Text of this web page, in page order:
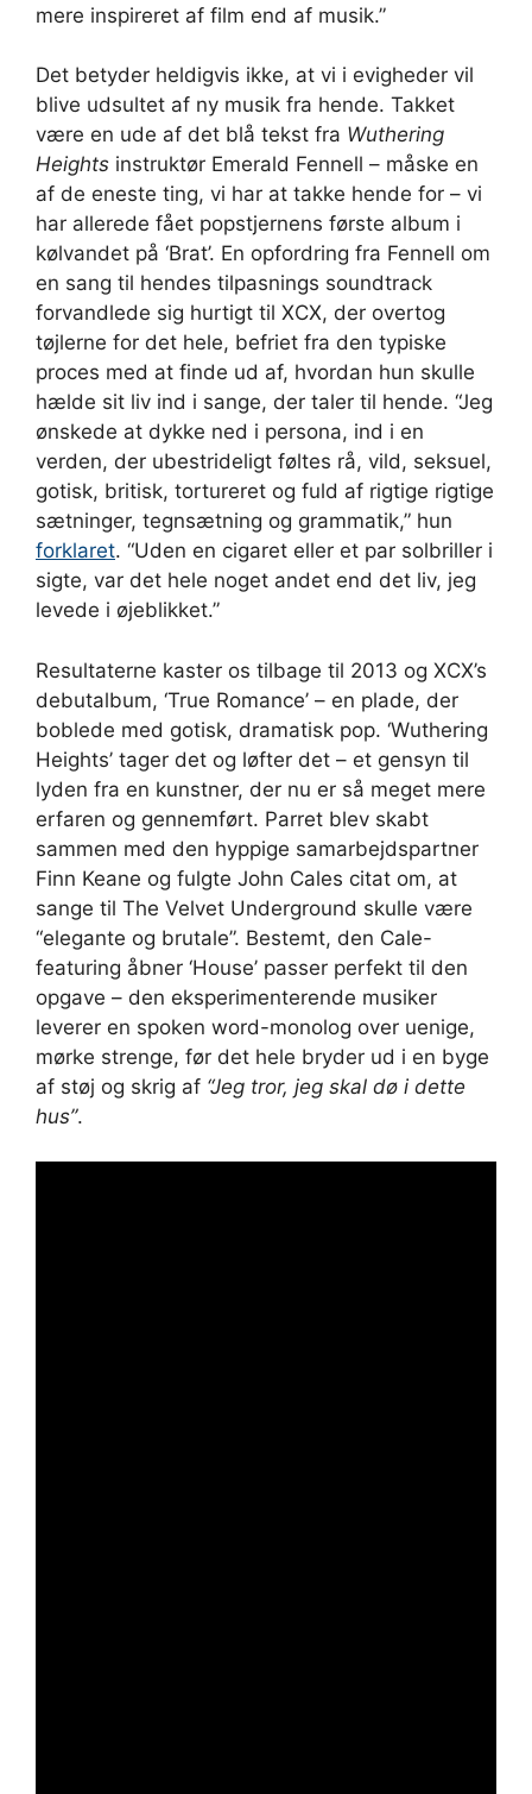
mere inspireret af film end af musik.”
Det betyder heldigvis ikke, at vi i evigheder vil
blive udsultet af ny musik fra hende. Takket
være en ude af det blå tekst fra Wuthering
Heights instruktør Emerald Fennell – måske en
af ​​de eneste ting, vi har at takke hende for – vi
har allerede fået popstjernens første album i
kølvandet på ‘Brat’. En opfordring fra Fennell om
en sang til hendes tilpasnings soundtrack
forvandlede sig hurtigt til XCX, der overtog
tøjlerne for det hele, befriet fra den typiske
proces med at finde ud af, hvordan hun skulle
hælde sit liv ind i sange, der taler til hende. “Jeg
ønskede at dykke ned i persona, ind i en
verden, der ubestrideligt føltes rå, vild, seksuel,
gotisk, britisk, tortureret og fuld af rigtige rigtige
sætninger, tegnsætning og grammatik,” hun
forklaret. “Uden en cigaret eller et par solbriller i
sigte, var det hele noget andet end det liv, jeg
levede i øjeblikket.”
Resultaterne kaster os tilbage til 2013 og XCX’s
debutalbum, ‘True Romance’ – en plade, der
boblede med gotisk, dramatisk pop. ‘Wuthering
Heights’ tager det og løfter det – et gensyn til
lyden fra en kunstner, der nu er så meget mere
erfaren og gennemført. Parret blev skabt
sammen med den hyppige samarbejdspartner
Finn Keane og fulgte John Cales citat om, at
sange til The Velvet Underground skulle være
“elegante og brutale”. Bestemt, den Cale-
featuring åbner ‘House’ passer perfekt til den
opgave – den eksperimenterende musiker
leverer en spoken word-monolog over uenige,
mørke strenge, før det hele bryder ud i en byge
af støj og skrig af “Jeg tror, ​​jeg skal dø i dette
hus”.